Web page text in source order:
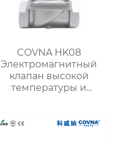
COVNA HK08
Электромагнитный
клапан высокой
температуры и